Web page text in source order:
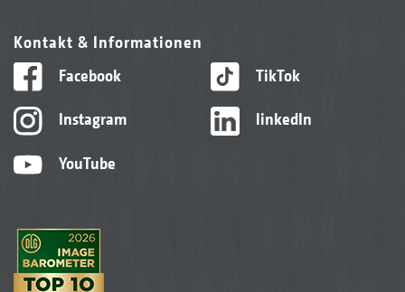
Kontakt & Informationen
Facebook
Instagram
YouTube
TikTok
linkedIn